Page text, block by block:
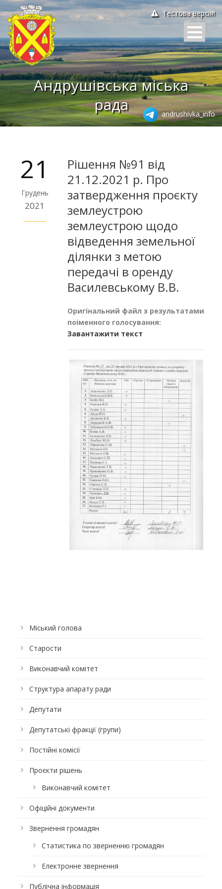
Тестова версія!
Андрушівська міська
рада
andrushivka_info
21
Грудень
2021
Рішення №91 від
21.12.2021 р. Про
затвердження проєкту
землеустрою
землеустрою щодо
відведення земельної
ділянки з метою
передачі в оренду
Василевському В.В.
Оригінальний файл з результатами
поіменного голосування:
Завантажити текст
Міський голова
Старости
Виконавчий комітет
Структура апарату ради
Депутати
Депутатські фракції (групи)
Постійні комісії
Проєкти рішень
Виконавчий комітет
Офіційні документи
Звернення громадян
Статистика по зверненню громадян
Електронне звернення
Публічна інформація